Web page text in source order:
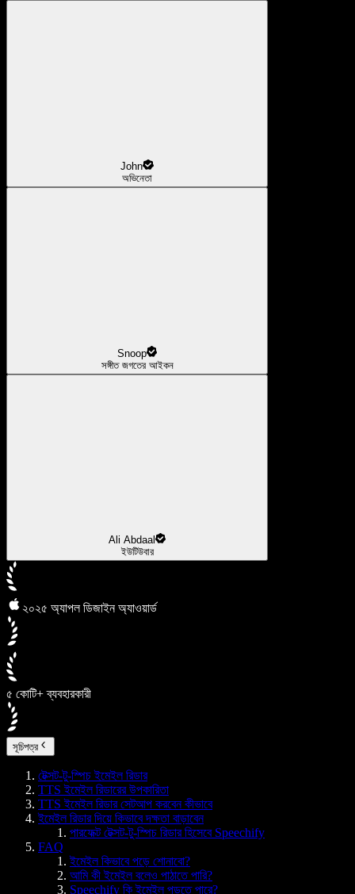
John
অভিনেতা
Snoop
সঙ্গীত জগতের আইকন
Ali Abdaal
ইউটিউবার
২০২৫ অ্যাপল ডিজাইন অ্যাওয়ার্ড
৫ কোটি+ ব্যবহারকারী
সূচিপত্র
টেক্সট-টু-স্পিচ ইমেইল রিডার
TTS ইমেইল রিডারের উপকারিতা
TTS ইমেইল রিডার সেটআপ করবেন কীভাবে
ইমেইল রিডার দিয়ে কিভাবে দক্ষতা বাড়াবেন
পারফেক্ট টেক্সট-টু-স্পিচ রিডার হিসেবে Speechify
FAQ
ইমেইল কিভাবে পড়ে শোনাবো?
আমি কী ইমেইল বলেও পাঠাতে পারি?
Speechify কি ইমেইল পড়তে পারে?